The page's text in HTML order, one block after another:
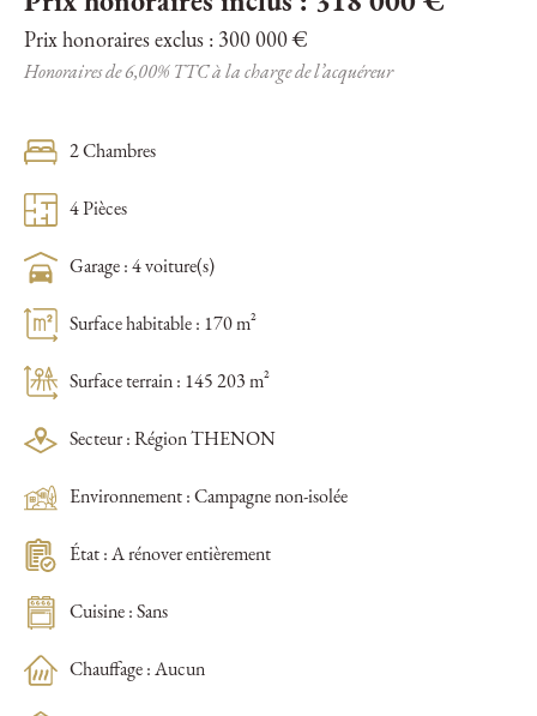
Prix honoraires exclus : 300 000 €
Honoraires de 6,00% TTC à la charge de l’acquéreur
2 Chambres
4 Pièces
Garage : 4 voiture(s)
Surface habitable : 170 m²
Surface terrain : 145 203 m²
Secteur : Région THENON
Environnement : Campagne non-isolée
État : A rénover entièrement
Cuisine : Sans
Chauffage : Aucun